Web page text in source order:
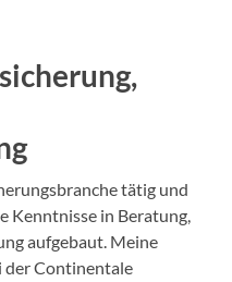
tätig und
Kenntnisse in Beratung,
aufgebaut. Meine
der Continentale